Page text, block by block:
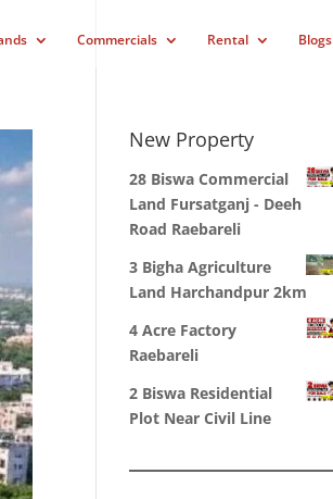
Commercials Rental Blogs
New Property
28 Biswa Commercial
Land Fursatganj - Deeh
Road Raebareli
3 Bigha Agriculture
Land Harchandpur 2km
4 Acre Factory
Raebareli
2 Biswa Residential
Plot Near Civil Line